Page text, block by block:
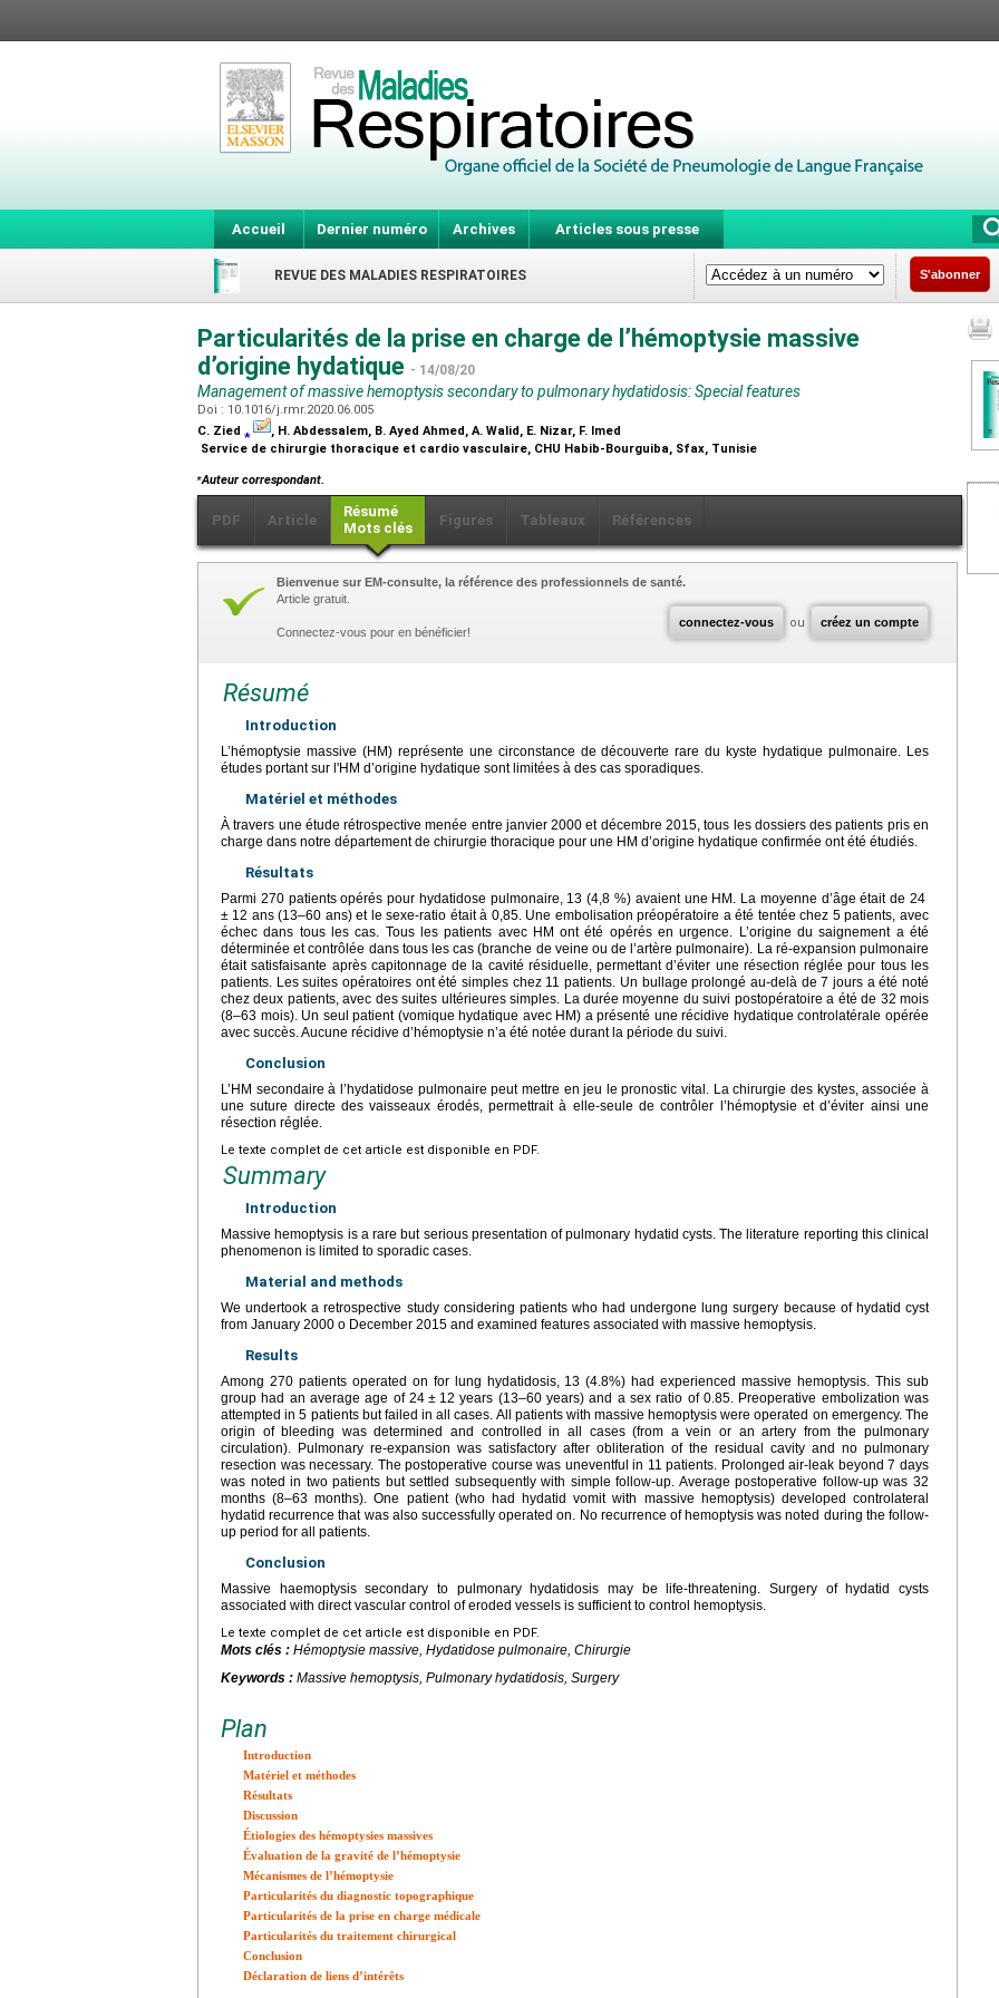
Accueil Dernier numéro Archives Articles sous presse
REVUE DES MALADIES RESPIRATOIRES S'abonner
Particularités de la prise en charge de l’hémoptysie massive
d’origine hydatique - 14/08/20
Management of massive hemoptysis secondary to pulmonary hydatidosis: Special features
Doi : 10.1016/j.rmr.2020.06.005
C. Zied ⁎
, H. Abdessalem, B. Ayed Ahmed, A. Walid, E. Nizar, F. Imed
Service de chirurgie thoracique et cardio vasculaire, CHU Habib-Bourguiba, Sfax, Tunisie
⁎Auteur correspondant.
PDF Article
Résumé
Mots clés
Figures Tableaux Références
connectez-vous ou créez un compte
Bienvenue sur EM-consulte, la référence des professionnels de santé.
Article gratuit.
Connectez-vous pour en bénéficier!
Résumé
Introduction
L’hémoptysie massive (HM) représente une circonstance de découverte rare du kyste hydatique pulmonaire. Les
études portant sur l'HM d’origine hydatique sont limitées à des cas sporadiques.
Matériel et méthodes
À travers une étude rétrospective menée entre janvier 2000 et décembre 2015, tous les dossiers des patients pris en
charge dans notre département de chirurgie thoracique pour une HM d’origine hydatique confirmée ont été étudiés.
Résultats
Parmi 270 patients opérés pour hydatidose pulmonaire, 13 (4,8 %) avaient une HM. La moyenne d’âge était de 24
± 12 ans (13–60 ans) et le sexe-ratio était à 0,85. Une embolisation préopératoire a été tentée chez 5 patients, avec
échec dans tous les cas. Tous les patients avec HM ont été opérés en urgence. L’origine du saignement a été
déterminée et contrôlée dans tous les cas (branche de veine ou de l’artère pulmonaire). La ré-expansion pulmonaire
était satisfaisante après capitonnage de la cavité résiduelle, permettant d’éviter une résection réglée pour tous les
patients. Les suites opératoires ont été simples chez 11 patients. Un bullage prolongé au-delà de 7 jours a été noté
chez deux patients, avec des suites ultérieures simples. La durée moyenne du suivi postopératoire a été de 32 mois
(8–63 mois). Un seul patient (vomique hydatique avec HM) a présenté une récidive hydatique controlatérale opérée
avec succès. Aucune récidive d’hémoptysie n’a été notée durant la période du suivi.
Conclusion
L’HM secondaire à l’hydatidose pulmonaire peut mettre en jeu le pronostic vital. La chirurgie des kystes, associée à
une suture directe des vaisseaux érodés, permettrait à elle-seule de contrôler l’hémoptysie et d’éviter ainsi une
résection réglée.
Le texte complet de cet article est disponible en PDF.
Summary
Introduction
Massive hemoptysis is a rare but serious presentation of pulmonary hydatid cysts. The literature reporting this clinical
phenomenon is limited to sporadic cases.
Material and methods
We undertook a retrospective study considering patients who had undergone lung surgery because of hydatid cyst
from January 2000 o December 2015 and examined features associated with massive hemoptysis.
Results
Among 270 patients operated on for lung hydatidosis, 13 (4.8%) had experienced massive hemoptysis. This sub
group had an average age of 24 ± 12 years (13–60 years) and a sex ratio of 0.85. Preoperative embolization was
attempted in 5 patients but failed in all cases. All patients with massive hemoptysis were operated on emergency. The
origin of bleeding was determined and controlled in all cases (from a vein or an artery from the pulmonary
circulation). Pulmonary re-expansion was satisfactory after obliteration of the residual cavity and no pulmonary
resection was necessary. The postoperative course was uneventful in 11 patients. Prolonged air-leak beyond 7 days
was noted in two patients but settled subsequently with simple follow-up. Average postoperative follow-up was 32
months (8–63 months). One patient (who had hydatid vomit with massive hemoptysis) developed controlateral
hydatid recurrence that was also successfully operated on. No recurrence of hemoptysis was noted during the follow-
up period for all patients.
Conclusion
Massive haemoptysis secondary to pulmonary hydatidosis may be life-threatening. Surgery of hydatid cysts
associated with direct vascular control of eroded vessels is sufficient to control hemoptysis.
Le texte complet de cet article est disponible en PDF.
Mots clés : Hémoptysie massive, Hydatidose pulmonaire, Chirurgie
Keywords : Massive hemoptysis, Pulmonary hydatidosis, Surgery
Plan
Introduction
Matériel et méthodes
Résultats
Discussion
Étiologies des hémoptysies massives
Évaluation de la gravité de l’hémoptysie
Mécanismes de l’hémoptysie
Particularités du diagnostic topographique
Particularités de la prise en charge médicale
Particularités du traitement chirurgical
Conclusion
Déclaration de liens d’intérêts